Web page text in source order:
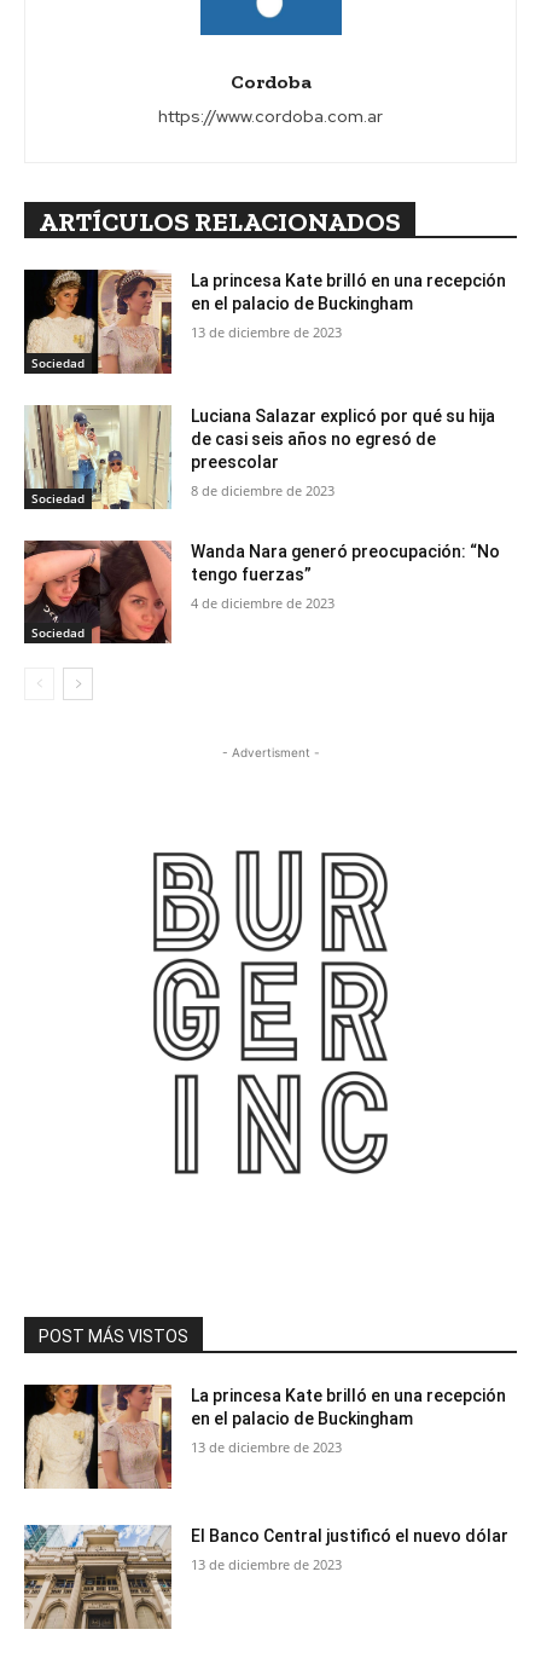
Cordoba
https://www.cordoba.com.ar
ARTÍCULOS RELACIONADOS
Sociedad
La princesa Kate brilló en una recepción
en el palacio de Buckingham
13 de diciembre de 2023
Sociedad
Luciana Salazar explicó por qué su hija
de casi seis años no egresó de
preescolar
8 de diciembre de 2023
Sociedad
Wanda Nara generó preocupación: “No
tengo fuerzas”
4 de diciembre de 2023
- Advertisment -
POST MÁS VISTOS
La princesa Kate brilló en una recepción
en el palacio de Buckingham
13 de diciembre de 2023
El Banco Central justificó el nuevo dólar
13 de diciembre de 2023